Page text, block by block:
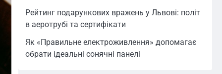
Рейтинг подарункових вражень у Львові: політ
в аеротрубі та сертифікати
Як «Правильне електроживлення» допомагає
обрати ідеальні сонячні панелі